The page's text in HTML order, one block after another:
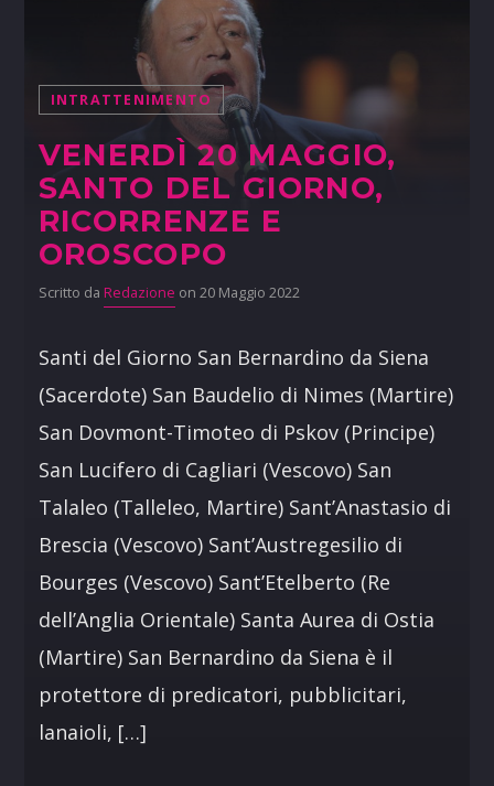
INTRATTENIMENTO
VENERDÌ 20 MAGGIO,
SANTO DEL GIORNO,
RICORRENZE E
OROSCOPO
Scritto da Redazione on 20 Maggio 2022
Santi del Giorno San Bernardino da Siena
(Sacerdote) San Baudelio di Nimes (Martire)
San Dovmont-Timoteo di Pskov (Principe)
San Lucifero di Cagliari (Vescovo) San
Talaleo (Talleleo, Martire) Sant’Anastasio di
Brescia (Vescovo) Sant’Austregesilio di
Bourges (Vescovo) Sant’Etelberto (Re
dell’Anglia Orientale) Santa Aurea di Ostia
(Martire) San Bernardino da Siena è il
protettore di predicatori, pubblicitari,
lanaioli, […]